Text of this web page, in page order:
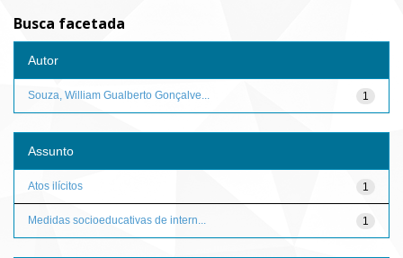
Busca facetada
Autor
1
Souza, William Gualberto Gonçalve...
Assunto
1
Atos ilícitos
1
Medidas socioeducativas de intern...